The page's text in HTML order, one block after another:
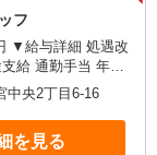
フ
中央2丁目6-16
を見る